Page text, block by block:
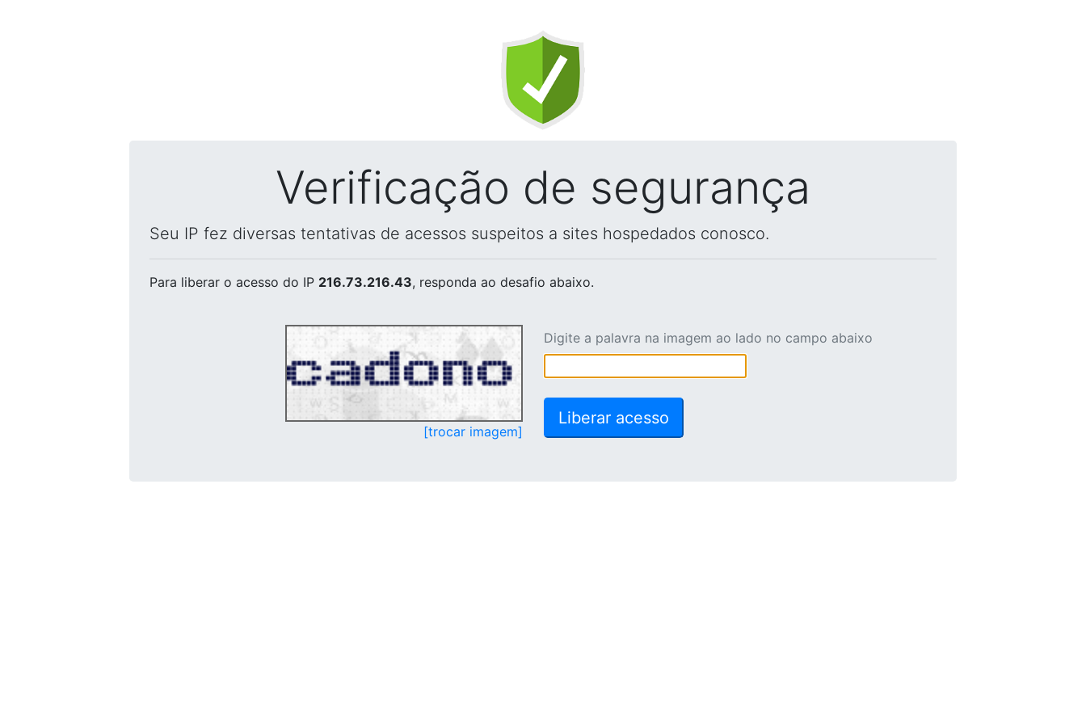
Verificação de segurança
Seu IP fez diversas tentativas de acessos suspeitos a sites hospedados conosco.
Para liberar o acesso do IP 216.73.216.43, responda ao desafio abaixo.
[trocar imagem]
Digite a palavra na imagem ao lado no campo abaixo